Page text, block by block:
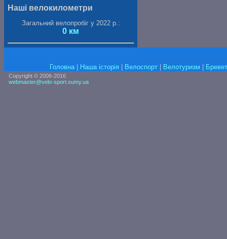
Наші велокилометри
Загальний велопробіг у 2022 р.:
0 км
Головна| Наша історія Велоспорт| Велотуризм
Copyright © 2006-2016
webmaster@velo-sport.sumy.ua